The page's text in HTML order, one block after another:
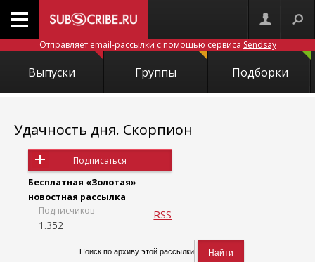
Отправляет email-рассылки с помощью сервиса Sendsay
Выпуски Группы Подборки
Удачность дня. Скорпион
Подписаться
Бесплатная «Золотая»
новостная рассылка
Подписчиков
1.352
RSS